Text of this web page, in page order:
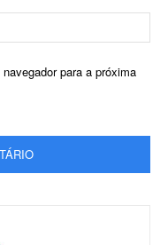
para a próxima